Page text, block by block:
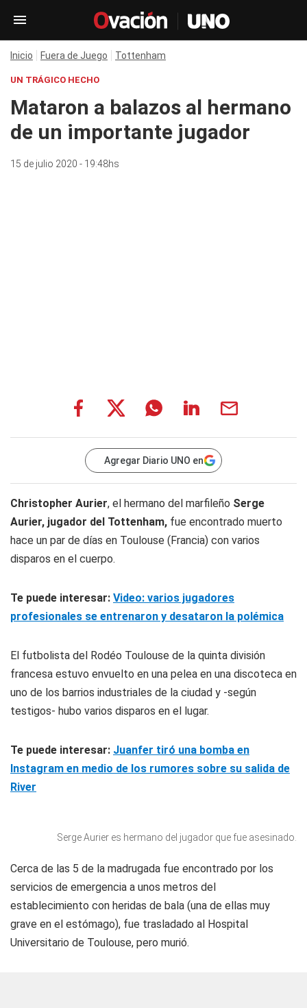
Inicio Fuera de Juego Tottenham
UN TRÁGICO HECHO
Mataron a balazos al hermano
de un importante jugador
15 de julio 2020 - 19:48hs
Agregar Diario UNO en
Christopher Aurier, el hermano del marfileño Serge
Aurier, jugador del Tottenham, fue encontrado muerto
hace un par de días en Toulouse (Francia) con varios
disparos en el cuerpo.
Te puede interesar: Video: varios jugadores
profesionales se entrenaron y desataron la polémica
El futbolista del Rodéo Toulouse de la quinta división
francesa estuvo envuelto en una pelea en una discoteca en
uno de los barrios industriales de la ciudad y -según
testigos- hubo varios disparos en el lugar.
Te puede interesar: Juanfer tiró una bomba en
Instagram en medio de los rumores sobre su salida de
River
Serge Aurier es hermano del jugador que fue asesinado.
Cerca de las 5 de la madrugada fue encontrado por los
servicios de emergencia a unos metros del
establecimiento con heridas de bala (una de ellas muy
grave en el estómago), fue trasladado al Hospital
Universitario de Toulouse, pero murió.